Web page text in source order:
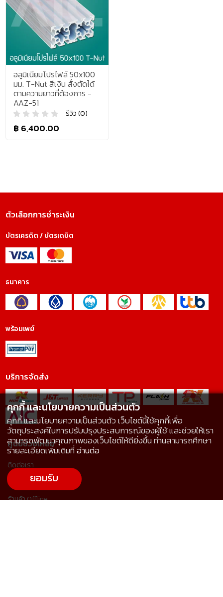
อลูมิเนียมโปรไฟล์ 50x100
มม. T-Nut สีเงิน สั่งตัดได้
ตามความยาวที่ต้องการ -
AAZ-51
รีวิว (0)
฿ 6,400.00
ตัวเลือกการชำระเงิน
บัตรเครดิต / บัตรเดบิต
ธนาคาร
พร้อมเพย์
บริการจัดส่ง
ศูนย์ช่วยเหลือ
ติดต่อเรา
ขอราคาและสั่งซื้อสินค้า
ร้านค้า Offline
คุกกี้ และนโยบายความเป็นส่วนตัว
คุกกี้ และนโยบายความเป็นส่วนตัว เว็บไซต์นี้ใช้คุกกี้เพื่อ
วัตถุประสงค์ในการปรับปรุงประสบการณ์ของผู้ใช้ และช่วยให้เรา
สามารถพัฒนาคุณภาพของเว็บไซต์ให้ดียิ่งขึ้น ท่านสามารถศึกษา
รายละเอียดเพิ่มเติมที่อ่านต่อ
ยอมรับ